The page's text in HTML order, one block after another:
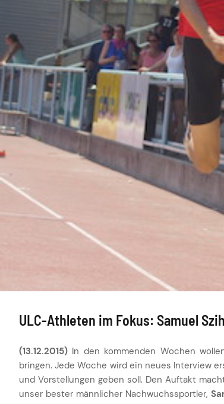
ULC-Athleten im Fokus: Samuel
(13.12.2015) In den kommenden Wochen
bringen. Jede Woche wird ein neues Interview
und Vorstellungen geben soll. Den Auftakt
unser bester männlicher Nachwuchssportler,